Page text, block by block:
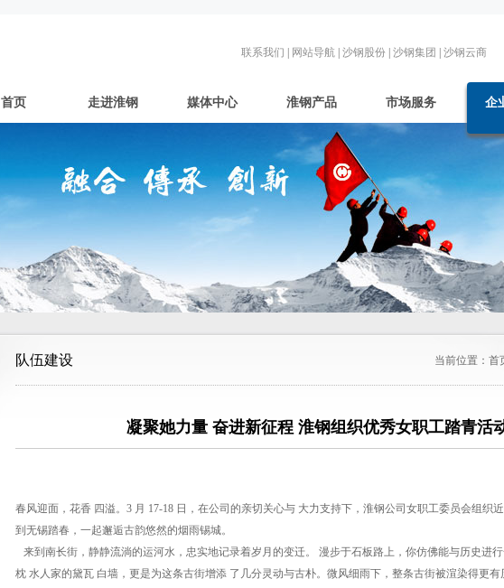
联系我们 网站导航 沙钢股份 沙钢集团 沙钢云商
首页 走进淮钢 媒体中心 淮钢产品 市场服务 企
当前位置： 首
队伍建设
凝聚她力量 奋进新征程 淮钢组织优秀女职工踏青活
春风迎面，花香 四溢。3 月 17-18 日，在公司的亲切关心与 大力支持下，淮钢公司女职工委员会组织
到无锡踏春，一起邂逅古韵悠然的烟雨锡城。
来到南长街，静静流淌的运河水，忠实地记录着岁月的变迁。 漫步于石板路上，你仿佛能与历史进行
枕 水人家的黛瓦 白墙，更是为这条古街增添 了几分灵动与古朴。微风细雨下，整条古街被渲染得更有